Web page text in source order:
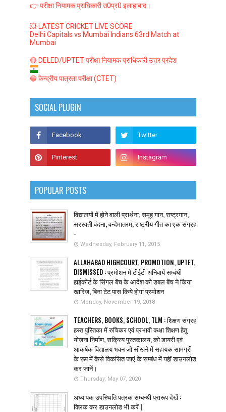
👉 परीक्षा नियामक प्राधिकारी उ0प्र0 इलाहाबाद।
💥 LATEST CRICKET LIVE SCORE
Delhi Capitals vs Mumbai Indians 63rd Match at
Mumbai
🔴 DELED/UPTET परीक्षा नियामक प्राधिकारी उत्तर प्रदेश
🔵 केन्द्रीय पात्रता परीक्षा (CTET)
SOCIAL PLUGIN
POPULAR POSTS
विद्यालयों में होने वाली प्रार्थना, समूह गान, राष्ट्रगान,
सरस्वती वंदना, वन्देमातरम, राष्ट्रीय गीत का एक संग्रह
-
Wednesday, February 11, 2015
ALLAHABAD HIGHCOURT, PROMOTION, UPTET,
DISMISSED : प्रमोशन मे टीईटी अनिवार्य सम्बंधी
हाईकोर्ट के सिंगल बेंच के आदेश को डबल बेंच ने किया
खारिज, बिना टेट पास किये होगा प्रमोशन
Monday, November 19, 2018
TEACHERS, BOOKS, SCHOOL, TLM : शिक्षण संग्रह
हस्त पुस्तिका में रुचिकर एवं प्रभावी कक्षा शिक्षण हेतु
योजना निर्माण, सक्रिय पुस्तकालय, को डायरी एवं
आकर्षक विद्यालय भवन जो सीखने में सहायक सामग्री
के रूप में कैसे विकसित जाएं के सम्बंध में यहीं डाउनलोड
कर जानें।
Thursday, May 07, 2020
अध्यापक उपस्थिति पत्रक सम्बन्धी प्रारूप देखें :
क्लिक कर डाउनलोड भी करें |